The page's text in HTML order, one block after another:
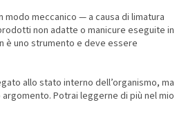
modo meccanico — a causa di limatura
non adatte o manicure eseguite in
è uno strumento e deve essere
allo stato interno dell’organismo, ma
Potrai leggerne di più nel mio